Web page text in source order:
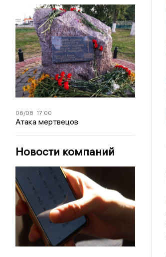
06/08 17:00
Атака мертвецов
Новости компаний